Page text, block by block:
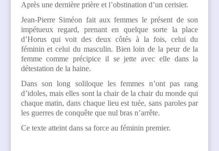
Après une dernière prière et l’obstination d’un cerisier.
Jean-Pierre Siméon fait aux femmes le présent de son
impétueux regard, prenant en quelque sorte la place
d’Horus qui voit des deux côtés à la fois, celui du
féminin et celui du masculin. Bien loin de la peur de la
femme comme précipice il se jette avec elle dans la
détestation de la haine.
Dans son long soliloque les femmes n’ont pas rang
d’idoles, mais elles sont la chair de la chair du monde qui
chaque matin, dans chaque lieu est tuée, sans paroles par
les guerres de conquête que nul bras n’arrête.
Ce texte atteint dans sa force au féminin premier.